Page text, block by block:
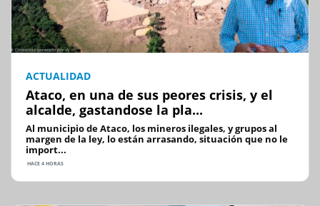
ACTUALIDAD
Ataco, en una de sus peores crisis, y el
alcalde, gastandose la pla...
Al municipio de Ataco, los mineros ilegales, y grupos al
margen de la ley, lo están arrasando, situación que no le
import...
HACE 4 HORAS